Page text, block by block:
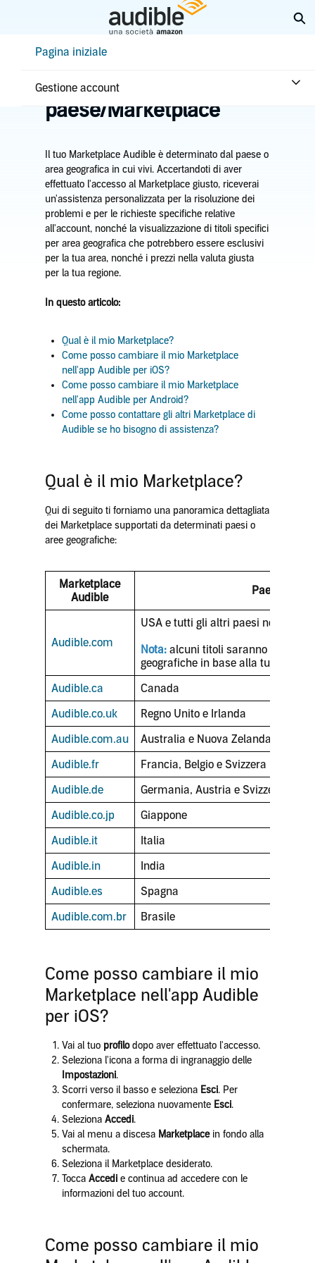
principalePagina iniziale
Gestione account
Pagina iniziale
Aggiornare il
paese/Marketplace
Il tuo Marketplace Audible è determinato dal paese o
area geografica in cui vivi. Accertandoti di aver
effettuato l'accesso al Marketplace giusto, riceverai
un'assistenza personalizzata per la risoluzione dei
problemi e per le richieste specifiche relative
all'account, nonché la visualizzazione di titoli specifici
per area geografica che potrebbero essere esclusivi
per la tua area, nonché i prezzi nella valuta giusta
per la tua regione.
In questo articolo:
Qual è il mio Marketplace?
Come posso cambiare il mio Marketplace
nell'app Audible per iOS?
Come posso cambiare il mio Marketplace
nell'app Audible per Android?
Come posso contattare gli altri Marketplace di
Audible se ho bisogno di assistenza?
Qual è il mio Marketplace?
Qui di seguito ti forniamo una panoramica dettagliata
dei Marketplace supportati da determinati paesi o
aree geografiche:
Marketplace
Audible
Paesi
Audible.com
USA e tutti gli altri paesi non
Nota: alcuni titoli saranno soggetti
geografiche in base alla tua
Audible.ca
Canada
Audible.co.uk
Regno Unito e Irlanda
Audible.com.au
Australia e Nuova Zelanda
Audible.fr
Francia, Belgio e Svizzera
Audible.de
Germania, Austria e Svizzera
Audible.co.jp
Giappone
Audible.it
Italia
Audible.in
India
Audible.es
Spagna
Audible.com.br
Brasile
Come posso cambiare il mio
Marketplace nell'app Audible
per iOS?
Vai al tuo profilo dopo aver effettuato l'accesso.
Seleziona l'icona a forma di ingranaggio delle
Impostazioni.
Scorri verso il basso e seleziona Esci. Per
confermare, seleziona nuovamente Esci.
Seleziona Accedi.
Vai al menu a discesa Marketplace in fondo alla
schermata.
Seleziona il Marketplace desiderato.
Tocca Accedi e continua ad accedere con le
informazioni del tuo account.
Come posso cambiare il mio